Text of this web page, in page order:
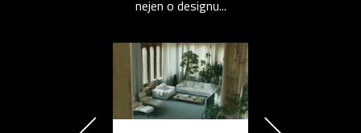
nejen o designu...